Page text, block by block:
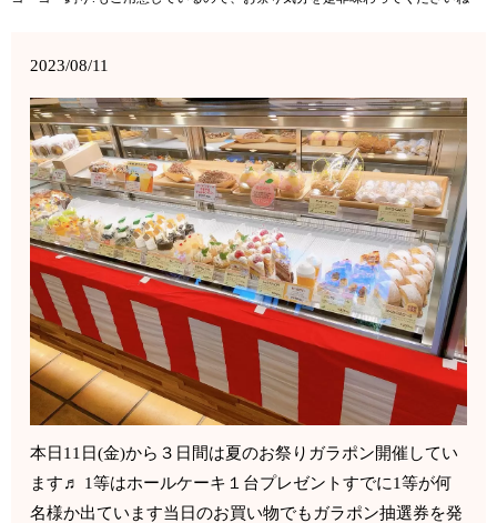
2023/08/11
本日11日(金)から３日間は夏のお祭りガラポン開催してい
ます♬ 1等はホールケーキ１台プレゼントすでに1等が何
名様か出ています当日のお買い物でもガラポン抽選券を発